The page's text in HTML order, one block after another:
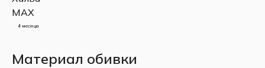
4 месяца
Материал обивки